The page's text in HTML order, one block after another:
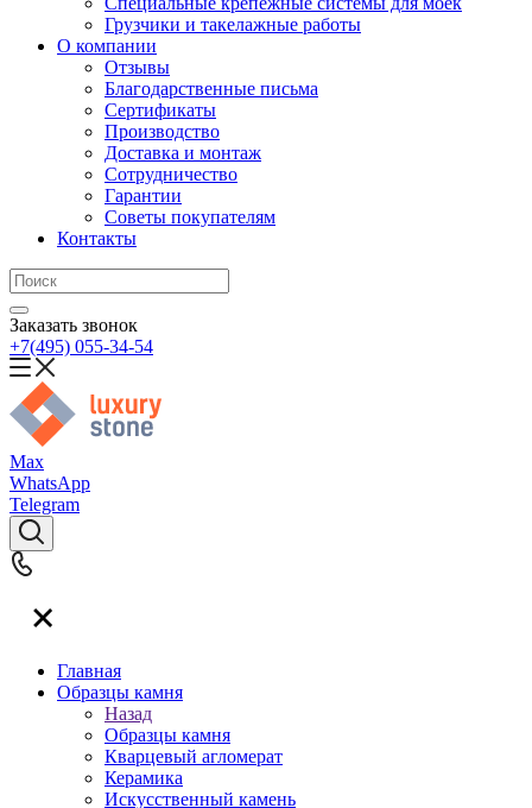
Грузчики и такелажные работы
О компании
Отзывы
Благодарственные письма
Сертификаты
Производство
Доставка и монтаж
Сотрудничество
Гарантии
Советы покупателям
Контакты
Заказать звонок
+7(495) 055-34-54
Max
WhatsApp
Telegram
Главная
Образцы камня
Назад
Образцы камня
Кварцевый агломерат
Керамика
Искусственный камень